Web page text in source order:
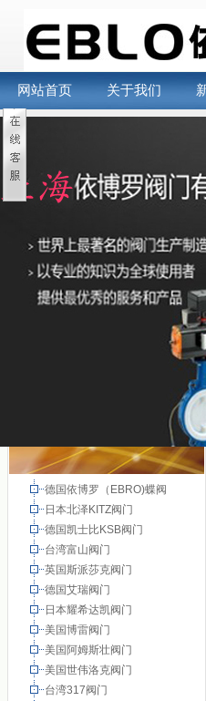
网站首页 关于我们
德国依博罗（EBRO)蝶阀
日本北泽KITZ阀门
德国凯士比KSB阀门
台湾富山阀门
英国斯派莎克阀门
德国艾瑞阀门
日本耀希达凯阀门
美国博雷阀门
美国阿姆斯壮阀门
美国世伟洛克阀门
台湾317阀门